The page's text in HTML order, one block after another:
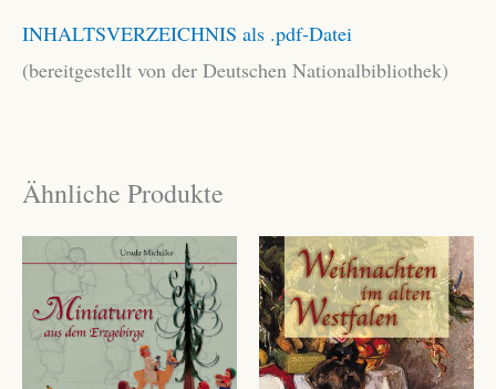
INHALTSVERZEICHNIS als .pdf-Datei
(bereitgestellt von der Deutschen Nationalbibliothek)
Ähnliche Produkte